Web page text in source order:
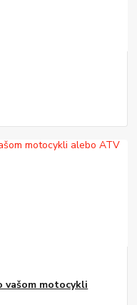
vašom motocykli